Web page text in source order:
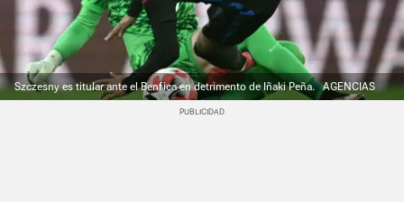
Szczesny es titular ante el Benfica en detrimento de Iñaki Peña. AGENCIAS